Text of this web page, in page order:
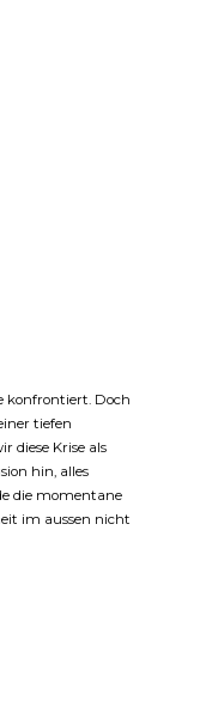
konfrontiert. Doch
tiefen
diese Krise als
hin, alles
die momentane
im aussen nicht